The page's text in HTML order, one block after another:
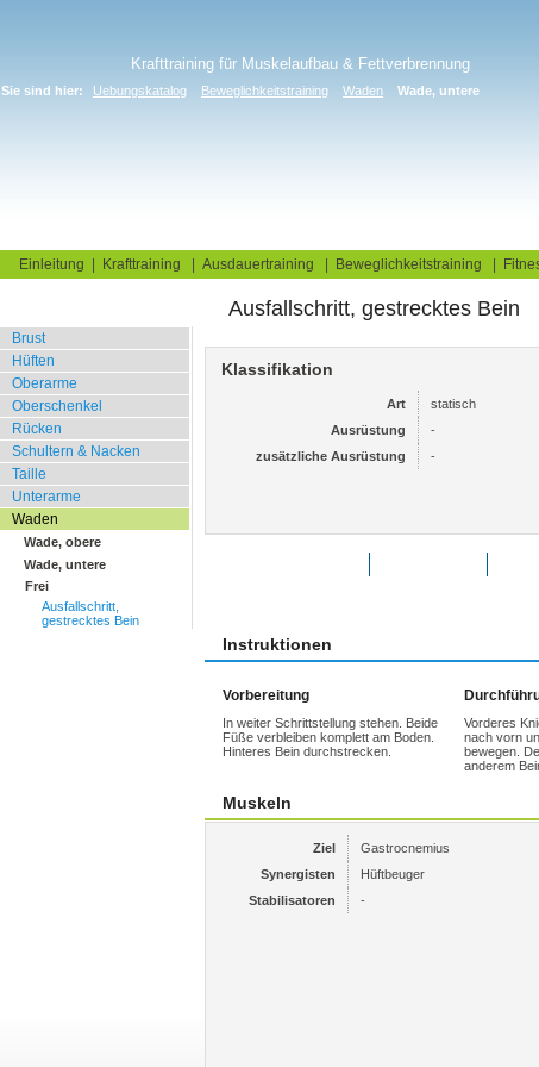
Krafttraining für Muskelaufbau & Fettverbrennung
Sie sind hier: Uebungskatalog Beweglichkeitstraining Waden Wade, untere
Einleitung Krafttraining Ausdauertraining Beweglichkeitstraining
Brust
Hüften
Oberarme
Oberschenkel
Rücken
Schultern & Nacken
Taille
Unterarme
Waden
Wade, obere
Wade, untere
Frei
Ausfallschritt,
gestrecktes Bein
Ausfallschritt, gestrecktes Bein
Klassifikation
Art
statisch
Ausrüstung
-
zusätzliche Ausrüstung
-
Instruktionen
Vorbereitung
In weiter Schrittstellung stehen. Beide
Füße verbleiben komplett am Boden.
Hinteres Bein durchstrecken.
Vorderes
nach vorn
bewegen.
anderem
Muskeln
Ziel
Gastrocnemius
Synergisten
Hüftbeuger
Stabilisatoren
-